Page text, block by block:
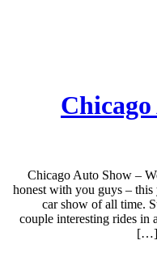
2017
2017 Chicago Auto Show
honest with you guys – this
car show of all time.
couple interesting rides in